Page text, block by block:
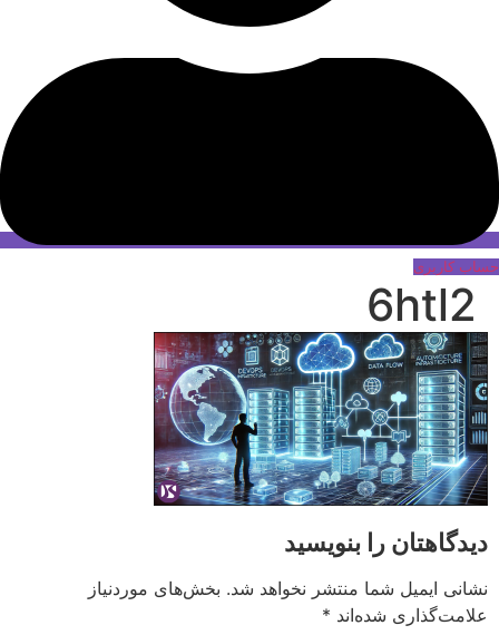
حساب کاربری
6htl2
دیدگاهتان را بنویسید
نشانی ایمیل شما منتشر نخواهد شد. بخش‌های موردنیاز
علامت‌گذاری شده‌اند *